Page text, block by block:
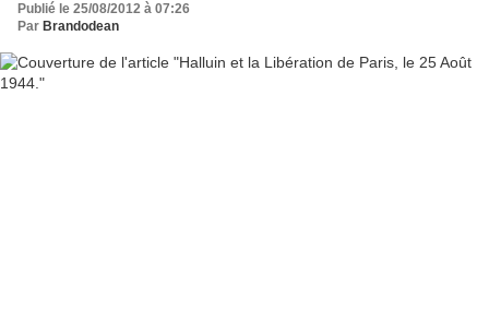
Publié le 25/08/2012 à 07:26
Par Brandodean